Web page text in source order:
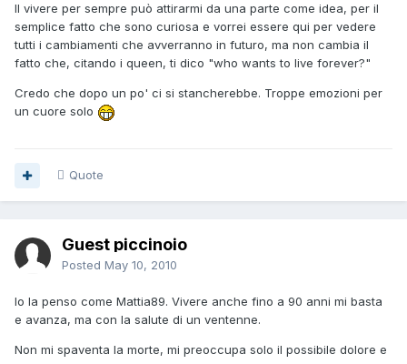
Il vivere per sempre può attirarmi da una parte come idea, per il
semplice fatto che sono curiosa e vorrei essere qui per vedere
tutti i cambiamenti che avverranno in futuro, ma non cambia il
fatto che, citando i queen, ti dico "who wants to live forever?"
Credo che dopo un po' ci si stancherebbe. Troppe emozioni per
un cuore solo
Quote
Guest piccinoio
Posted May 10, 2010
Io la penso come Mattia89. Vivere anche fino a 90 anni mi basta
e avanza, ma con la salute di un ventenne.
Non mi spaventa la morte, mi preoccupa solo il possibile dolore e